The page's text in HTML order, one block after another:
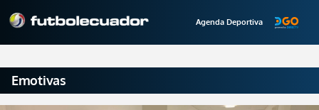
Agenda Deportiva
Emotivas